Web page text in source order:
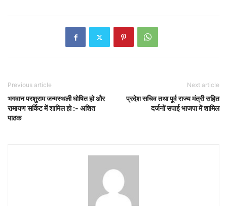
Previous article
भगवान परशुराम जन्मस्थली घोषित हो और
रामायण सर्किट में शामिल हो :- अशित
पाठक
Next article
प्रदेश सचिव तथा पूर्व राज्य मंत्री सहित
दर्जनों सपाई भाजपा में शामिल